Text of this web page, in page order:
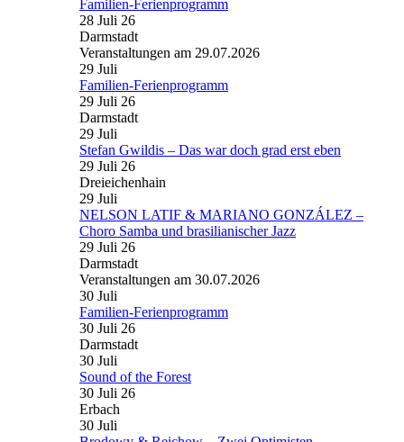
Familien-Ferienprogramm
28 Juli 26
Darmstadt
Veranstaltungen am 29.07.2026
29 Juli
Familien-Ferienprogramm
29 Juli 26
Darmstadt
29 Juli
Stefan Gwildis – Das war doch grad erst eben
29 Juli 26
Dreieichenhain
29 Juli
NELSON LATIF & MARIANO GONZÁLEZ –
Choro Samba und brasilianischer Jazz
29 Juli 26
Darmstadt
Veranstaltungen am 30.07.2026
30 Juli
Familien-Ferienprogramm
30 Juli 26
Darmstadt
30 Juli
Sound of the Forest
30 Juli 26
Erbach
30 Juli